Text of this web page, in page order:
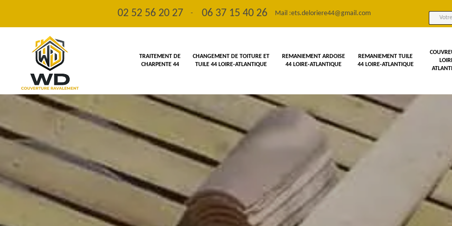
02 52 56 20 27 - 06 37 15 40 26 Mail :ets.deloriere44@gmail.com
TRAITEMENT DE
CHARPENTE 44
CHANGEMENT DE TOITURE ET
TUILE 44 LOIRE-ATLANTIQUE
REMANIEMENT ARDOISE
44 LOIRE-ATLANTIQUE
REMANIEMENT TUILE
44 LOIRE-ATLANTIQUE